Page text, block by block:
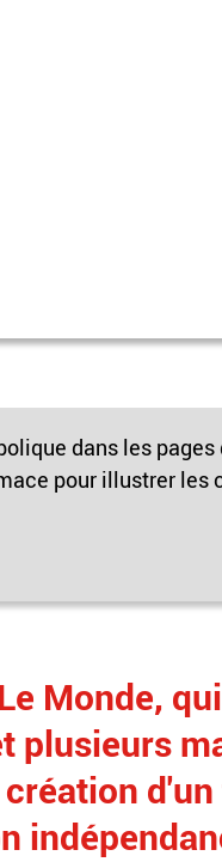
dans les
pour illustrer
Monde,
plusieurs